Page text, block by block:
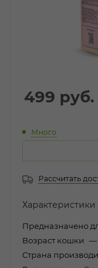
499 руб.
Много
Рассчитать
Характеристики
Предназначено
Возраст кошки —
Страна